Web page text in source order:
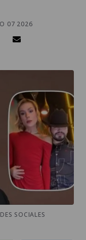
07 2026
SOCIALES